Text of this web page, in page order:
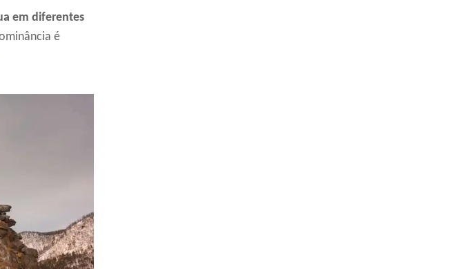
em diferentes
é